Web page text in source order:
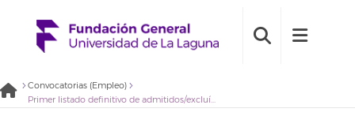
Convocatorias (Empleo)
Primer listado definitivo de admitidos/excluídos. Bolsa de empleo de geógrafos/as para participar en proyectos de planificación y gestión de emergencias de la Fundación General Universidad de La Laguna (2020BDE026)